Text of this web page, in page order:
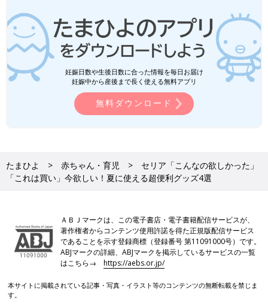
妊娠日数や生後日数に合った情報を毎日お届け
妊娠中から産後まで長く使える無料アプリ
無料ダウンロード
たまひよ 赤ちゃん・育児
セリア「こんなの欲しかった」
「これは買い」今欲しい！夏に使える超便利グッズ4選
ＡＢＪマークは、この電子書店・電子書籍配信サービスが、
著作権者からコンテンツ使用許諾を得た正規版配信サービス
であることを示す登録商標（登録番号 第11091000号）です。
ABJマークの詳細、ABJマークを掲示しているサービスの一覧
はこちら→https://aebs.or.jp/
本サイトに掲載されている記事・写真・イラスト等のコンテンツの無断転載を禁じま
す。